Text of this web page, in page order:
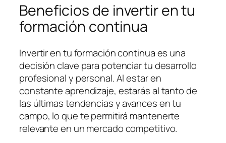
Beneficios de invertir en tu
formación continua
Invertir en tu formación continua es una
decisión clave para potenciar tu desarrollo
profesional y personal. Al estar en
constante aprendizaje, estarás al tanto de
las últimas tendencias y avances en tu
campo, lo que te permitirá mantenerte
relevante en un mercado competitivo.